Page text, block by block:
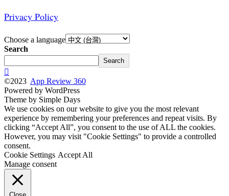
Privacy Policy
Choose a language
Search
Search
©2023 App Review 360
Powered by WordPress
Theme by Simple Days
We use cookies on our website to give you the most relevant
experience by remembering your preferences and repeat visits. By
clicking “Accept All”, you consent to the use of ALL the cookies.
However, you may visit "Cookie Settings" to provide a controlled
consent.
Cookie Settings Accept All
Manage consent